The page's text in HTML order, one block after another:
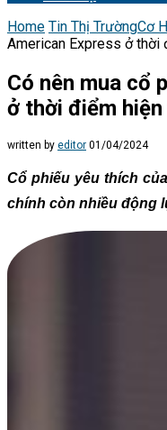
Home Tin Thị TrườngCơ
American Express ở thời
Có nên mua cổ
ở thời điểm
written by editor 01/04/2024
Cổ phiếu yêu thích
chính còn nhiều động